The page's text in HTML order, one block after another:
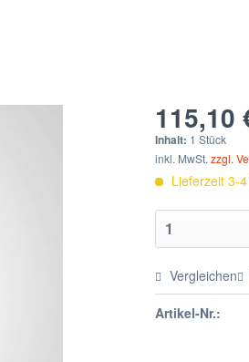
115,10
Inhalt: 1 Stück
inkl. MwSt.zzgl.
Lieferzeit 3-
Vergleichen
Artikel-Nr.: